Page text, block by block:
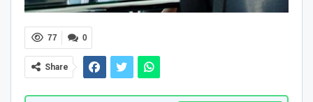
0
77
Share